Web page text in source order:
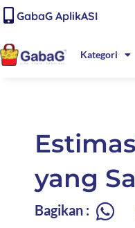
content
Lewati
ke
konten
GabaG AplikASI
Kategori
yang
Bagikan :